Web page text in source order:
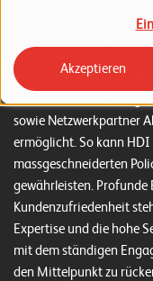
Akzeptieren
den Bedarf an
Mittelständlern,
in Hannover und als Teil
einem engmaschigen
sowie Netzwerkpartner
ermöglicht. So kann
massgeschneiderten
gewährleisten. Profunde
Kundenzufriedenheit
Expertise und die hohe
mit dem ständigen
den Mittelpunkt zu